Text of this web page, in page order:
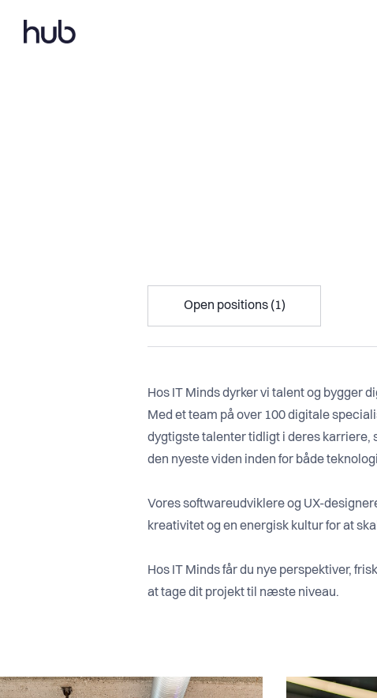
Open positions (1)
Hos IT Minds dyrker vi talent og bygger
Med et team på over 100 digitale
dygtigste talenter tidligt i deres karriere,
den nyeste viden inden for både
Vores softwareudviklere og UX-
kreativitet og en energisk kultur for at
Hos IT Minds får du nye perspektiver,
at tage dit projekt til næste niveau.